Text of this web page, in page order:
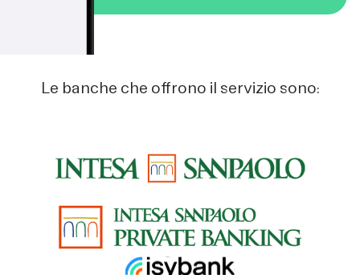
Le banche che offrono il servizio sono: